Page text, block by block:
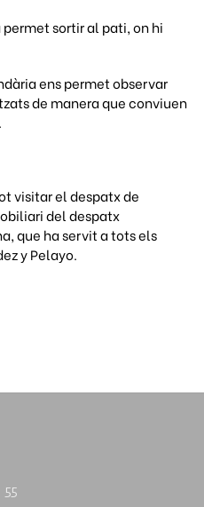
sortir al pati, on hi
ens permet observar
de manera que conviuen
visitar el despatx de
del despatx
que ha servit a tots els
y Pelayo.